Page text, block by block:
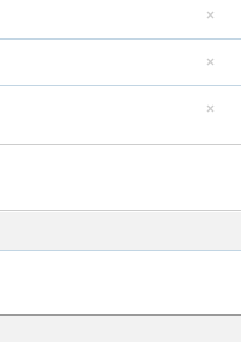
置
帖
藏
置
帖
藏
置